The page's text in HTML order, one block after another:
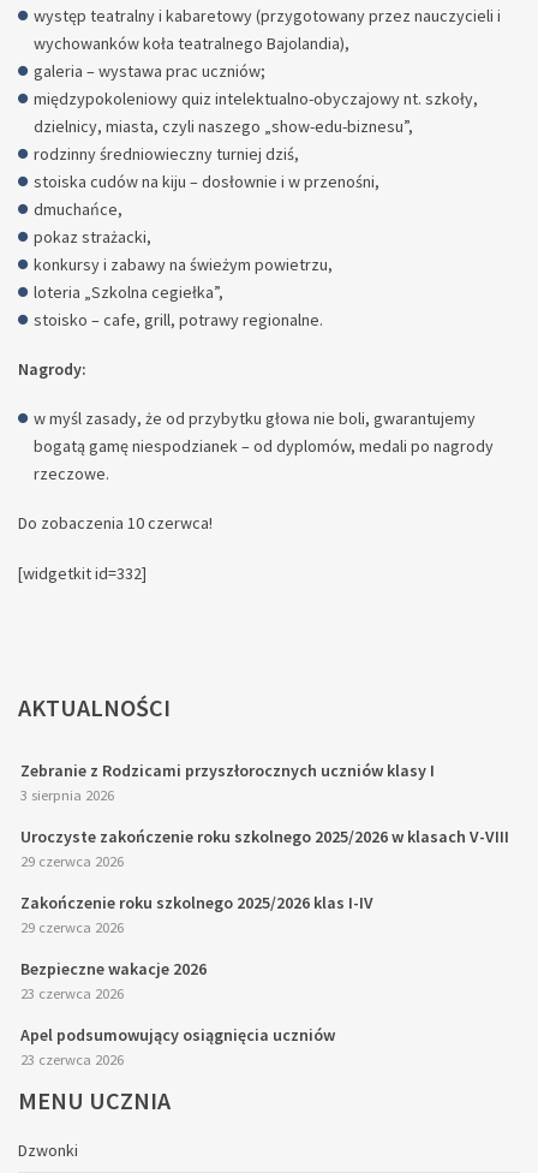
występ teatralny i kabaretowy (przygotowany przez nauczycieli i
wychowanków koła teatralnego Bajolandia),
galeria – wystawa prac uczniów;
międzypokoleniowy quiz intelektualno-obyczajowy nt. szkoły,
dzielnicy, miasta, czyli naszego „show-edu-biznesu”,
rodzinny średniowieczny turniej dziś,
stoiska cudów na kiju – dosłownie i w przenośni,
dmuchańce,
pokaz strażacki,
konkursy i zabawy na świeżym powietrzu,
loteria „Szkolna cegiełka”,
stoisko – cafe, grill, potrawy regionalne.
Nagrody:
w myśl zasady, że od przybytku głowa nie boli, gwarantujemy
bogatą gamę niespodzianek – od dyplomów, medali po nagrody
rzeczowe.
Do zobaczenia 10 czerwca!
[widgetkit id=332]
AKTUALNOŚCI
Zebranie z Rodzicami przyszłorocznych uczniów klasy I
3 sierpnia 2026
Uroczyste zakończenie roku szkolnego 2025/2026 w klasach V-VIII
29 czerwca 2026
Zakończenie roku szkolnego 2025/2026 klas I-IV
29 czerwca 2026
Bezpieczne wakacje 2026
23 czerwca 2026
Apel podsumowujący osiągnięcia uczniów
23 czerwca 2026
MENU UCZNIA
Dzwonki